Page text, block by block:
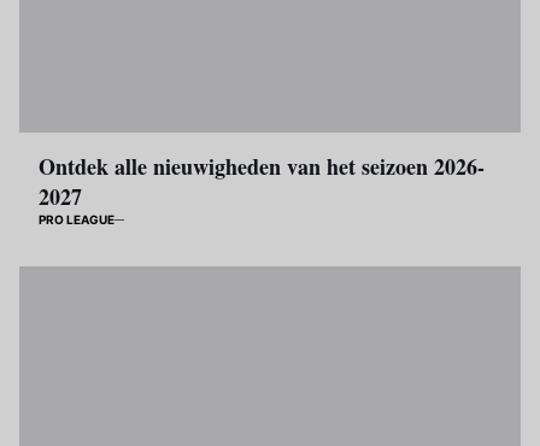
Ontdek alle nieuwigheden van het seizoen 2026-
2027
PRO LEAGUE